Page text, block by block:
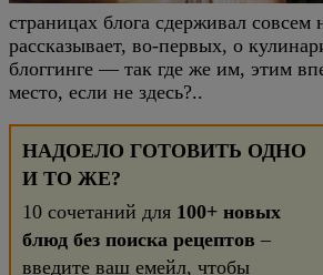
страницах блога сдерживал
рассказывает, во-первых, о
блоггинге — так где же им, этим
место, если не здесь?..
НАДОЕЛО ГОТОВИТЬ ОДНО
И ТО ЖЕ?
10 сочетаний для 100+ новых
блюд без поиска рецептов –
введите ваш емейл, чтобы